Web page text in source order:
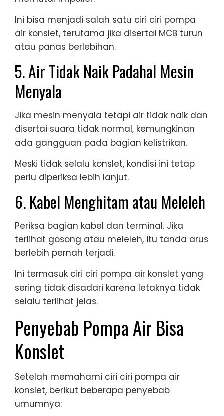
Ini bisa menjadi salah satu ciri ciri pompa
air konslet, terutama jika disertai MCB turun
atau panas berlebihan.
5. Air Tidak Naik Padahal Mesin
Menyala
Jika mesin menyala tetapi air tidak naik dan
disertai suara tidak normal, kemungkinan
ada gangguan pada bagian kelistrikan.
Meski tidak selalu konslet, kondisi ini tetap
perlu diperiksa lebih lanjut.
6. Kabel Menghitam atau Meleleh
Periksa bagian kabel dan terminal. Jika
terlihat gosong atau meleleh, itu tanda arus
berlebih pernah terjadi.
Ini termasuk ciri ciri pompa air konslet yang
sering tidak disadari karena letaknya tidak
selalu terlihat jelas.
Penyebab Pompa Air Bisa
Konslet
Setelah memahami ciri ciri pompa air
konslet, berikut beberapa penyebab
umumnya: